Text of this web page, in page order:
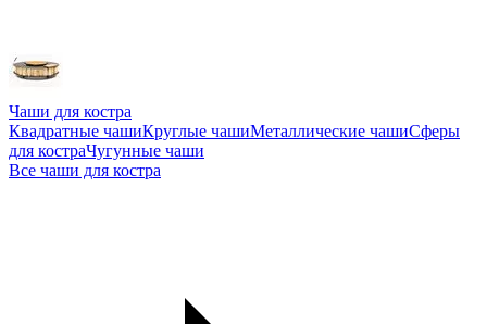
Чаши для костра
Квадратные чашиКруглые чашиМеталлические чашиСферы
для костраЧугунные чаши
Все чаши для костра